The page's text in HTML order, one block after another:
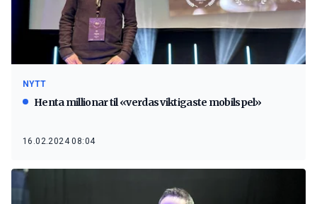
NYTT
Henta millionar til «verdas viktigaste mobilspel»
16.02.2024 08:04